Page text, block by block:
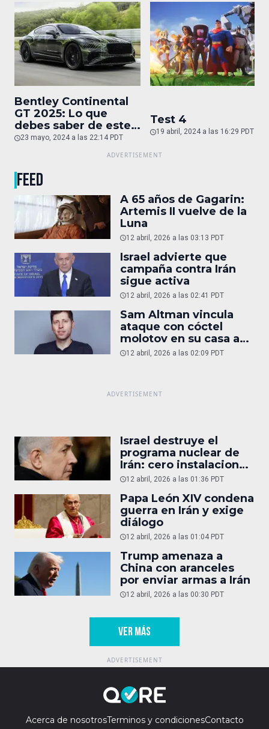
Bentley Continental
GT 2025: Lo que
debes saber de este
auto de superlujo
23 mayo, 2024 a las 22:14 PDT
Test 4
19 abril, 2024 a las 16:29 PDT
FEED
A 65 años de Gagarin:
Artemis II vuelve de la
Luna
12 abril, 2026 a las 03:13 PDT
Israel advierte que
campaña contra Irán
sigue activa
12 abril, 2026 a las 02:41 PDT
Sam Altman vincula
ataque con cóctel
molotov en su casa a
reportaje
12 abril, 2026 a las 02:09 PDT
Israel destruye el
programa nuclear de
Irán: cero instalaciones
operativas
12 abril, 2026 a las 01:36 PDT
Papa León XIV condena
guerra en Irán y exige
diálogo
12 abril, 2026 a las 01:04 PDT
Trump amenaza a
China con aranceles
por enviar armas a Irán
12 abril, 2026 a las 00:30 PDT
VER MÁS
Acerca de nosotrosTerminos y condicionesContacto